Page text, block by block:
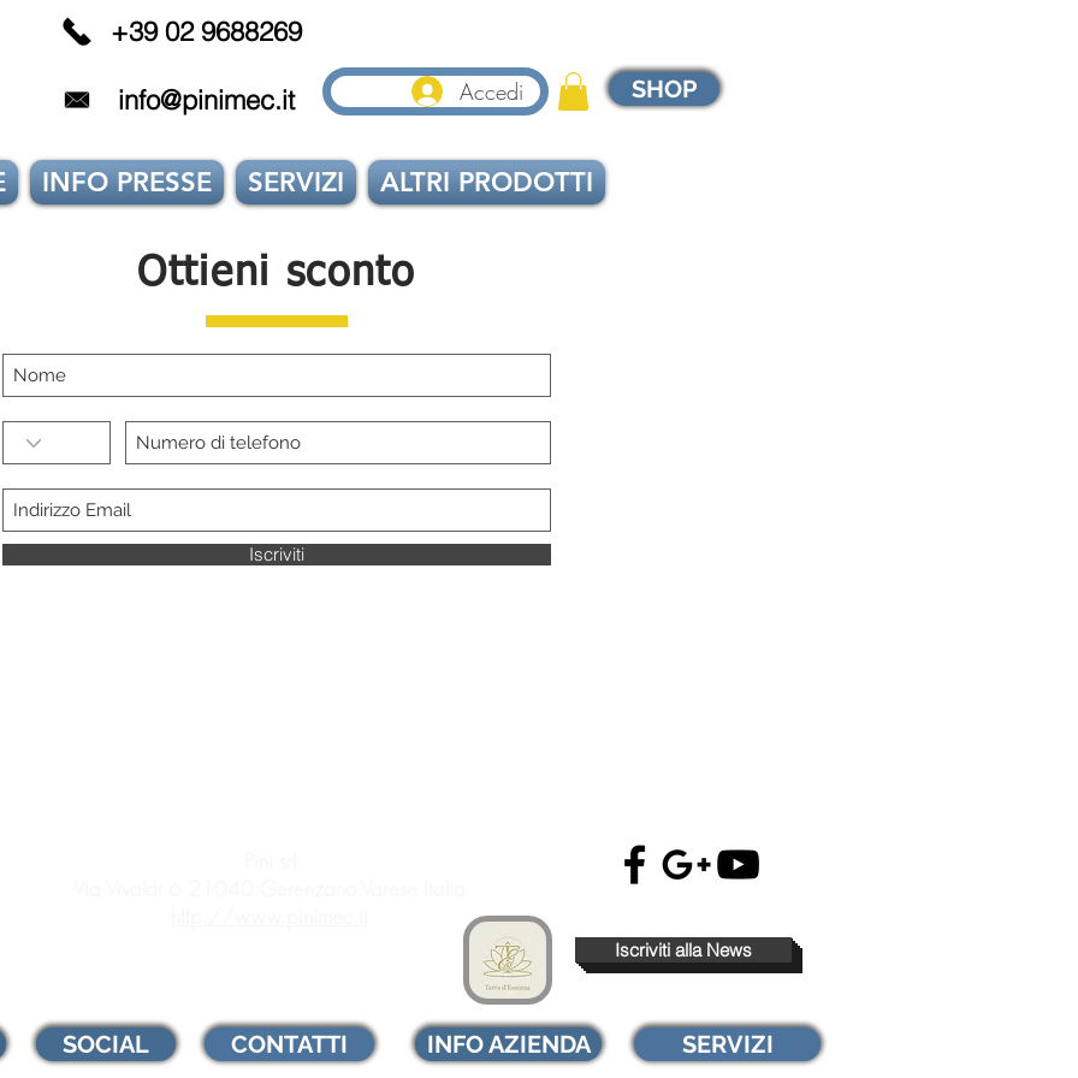
+39 02 9688269
info@pinimec.it Accedi SHOP
INFO PRESSE SERVIZI ALTRI PRODOTTI
Ottieni sconto
Iscriviti
Iscriviti alla News
SOCIAL CONTATTI INFO AZIENDA SERVIZI